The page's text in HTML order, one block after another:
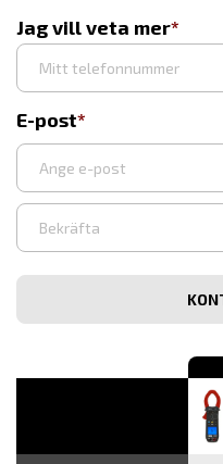
Jag vill veta mer
E-post
Syötä
sähköpostiosoite
Vahvista